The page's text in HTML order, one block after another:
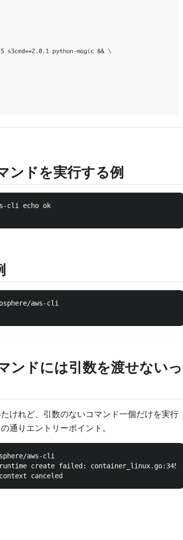
ドを実行する例
cli echo ok
aws-cli
ドには引数を渡せないっ
けれど、引数のないコマンド一個だけを実行
通りエントリーポイント。
aws-cli
runtime create failed: